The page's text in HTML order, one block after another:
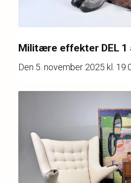
Militære effekter DEL 1
Den 5. november 2025 kl.